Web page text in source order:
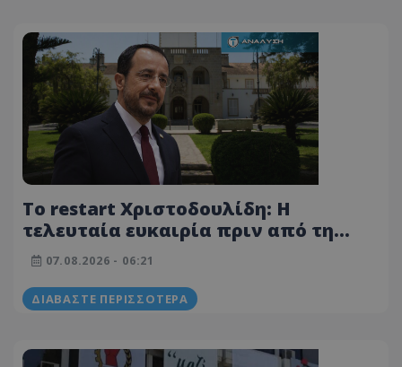
Το restart Χριστοδουλίδη: Η
τελευταία ευκαιρία πριν από τη
μεγάλη πολιτική μάχη του 2028
07.08.2026 - 06:21
ΔΙΑΒΆΣΤΕ ΠΕΡΙΣΣΌΤΕΡΑ